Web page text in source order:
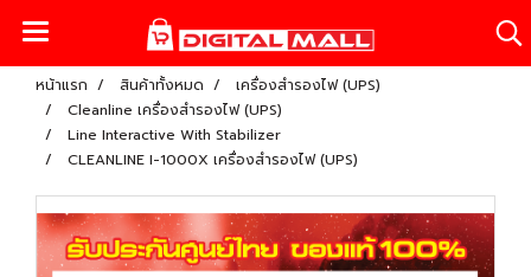
หน้าแรก สินค้าทั้งหมด
เครื่องสำรองไฟ (UPS)
Cleanline เครื่องสำรองไฟ (UPS)
Line Interactive With Stabilizer
CLEANLINE I-1000X เครื่องสำรองไฟ (UPS)